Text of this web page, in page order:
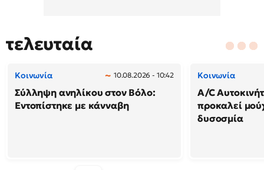
τελευταία
Κοινωνία 10.08.2026 - 10:42
Σύλληψη ανηλίκου στον Βόλο:
Εντοπίστηκε με κάνναβη
Κοινωνία
A/C
προκαλεί
δυσοσμία